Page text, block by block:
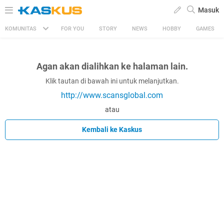
Masuk
KOMUNITAS FOR YOU STORY NEWS HOBBY GAMES
Agan akan dialihkan ke halaman lain.
Klik tautan di bawah ini untuk melanjutkan.
http://www.scansglobal.com
atau
Kembali ke Kaskus